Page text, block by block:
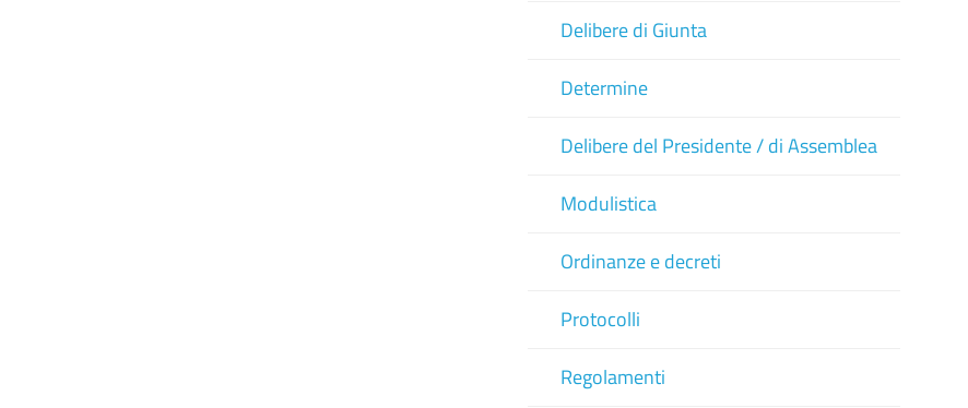
Delibere di Giunta
Determine
Delibere del Presidente / di Assemblea
Modulistica
Ordinanze e decreti
Protocolli
Regolamenti